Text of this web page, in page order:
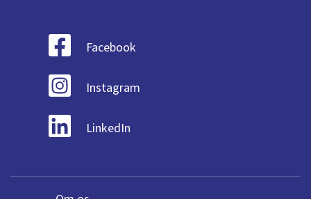
Facebook
Instagram
LinkedIn